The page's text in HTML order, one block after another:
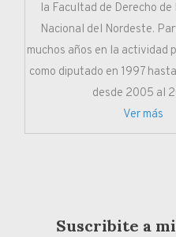
la Facultad de Derecho
Nacional del Nordeste.
muchos años en la actividad
como diputado en 1997
desde 2005 al
Ver más
Suscribite a